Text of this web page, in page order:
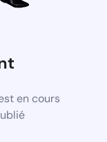
en cours